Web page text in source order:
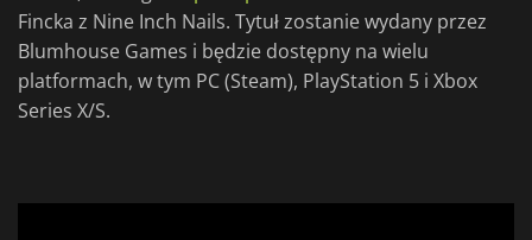
Fincka z Nine Inch Nails. Tytuł zostanie wydany przez
Blumhouse Games i będzie dostępny na wielu
platformach, w tym PC (Steam), PlayStation 5 i Xbox
Series X/S.